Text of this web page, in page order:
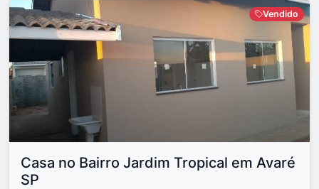
Vendido
Casa no Bairro Jardim Tropical em Avaré
SP